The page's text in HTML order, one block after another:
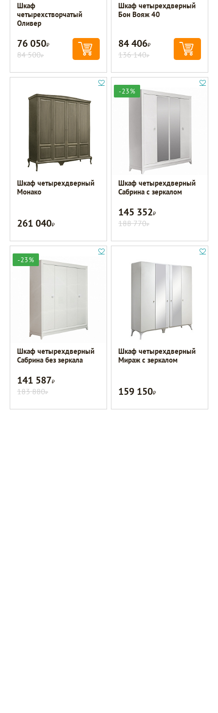
Шкаф
четырехстворчатый
Оливер
76 050Р
84 500Р
Шкаф четырехдверный
Бон Вояж 40
84 406Р
136 140Р
Шкаф четырехдверный
Монако
261 040Р
-23%
Шкаф четырехдверный
Сабрина с зеркалом
145 352Р
188 770Р
-23%
Шкаф четырехдверный
Сабрина без зеркала
141 587Р
183 880Р
Шкаф четырехдверный
Мираж с зеркалом
159 150Р